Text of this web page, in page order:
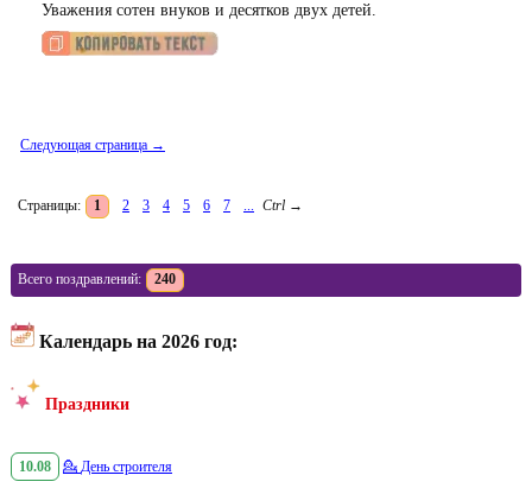
Уважения сотен внуков и десятков двух детей.
Следующая страница →
Страницы: 1 2 3 4 5 6 7 ... Ctrl →
Всего поздравлений: 240
Календарь на 2026 год:
Праздники
10.08 💁 День строителя